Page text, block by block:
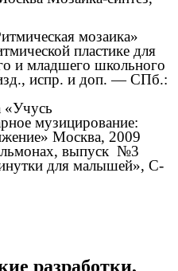
мозаика»
пластике для
и младшего школьного
испр. и доп. — СПб.:
музицирование:
Москва, 2009
выпуск №3
для малышей», С-
разработки,